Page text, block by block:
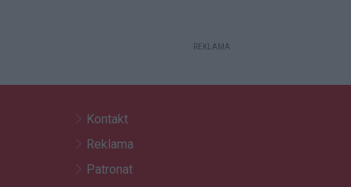
REKLAMA
Kontakt
Reklama
Patronat